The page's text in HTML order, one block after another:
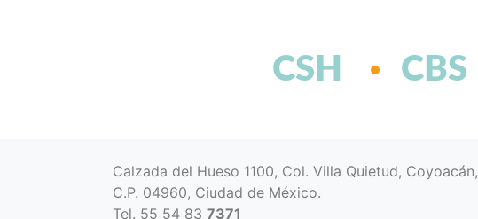
CSH CBS
Calzada del Hueso 1100, Col. Villa Quietud, Coyoacán,
C.P. 04960, Ciudad de México.
Tel. 55 54 83 7371